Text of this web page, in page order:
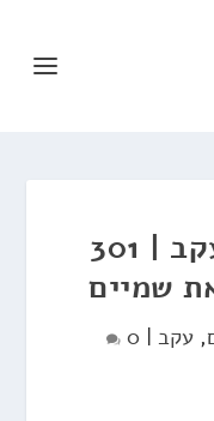
סוכרייה לפרשת עקב | 301
שמיים
, עקב |
0